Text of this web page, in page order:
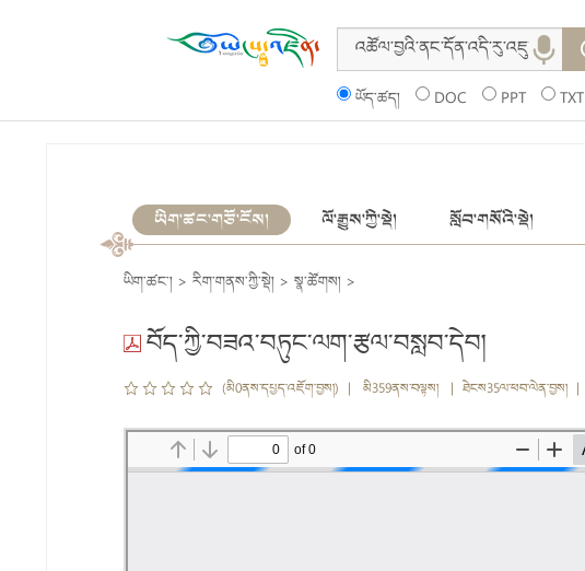
ཡོད་ཚད། DOC PPT TXT
ཡིག་ཚང་གཙོ་ངོས། ལོ་རྒྱུས་ཀྱི་སྡེ། སློབ་གསོའི་སྡེ།
ཡིག་ཚང་། > རིག་གནས་ཀྱི་སྡེ། > སྣ་ཚོགས། >
བོད་ཀྱི་བཟའ་བཏུང་ལག་རྩལ་བསླབ་དེབ།
(མི0ནས་དཔྱད་འཇོག་བྱས།) | མི359ནས་བལྟས། | ཐེངས35ལ་ཕབ་ལེན་བྱས། |